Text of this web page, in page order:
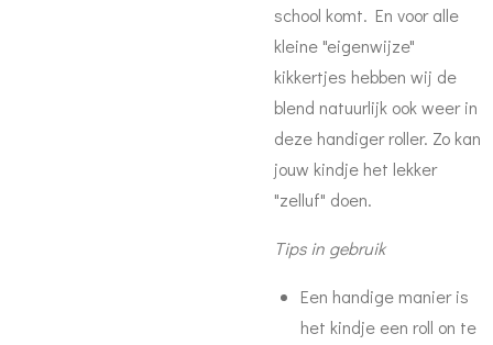
school komt. En voor alle
kleine "eigenwijze"
kikkertjes hebben wij de
blend natuurlijk ook weer in
deze handiger roller. Zo kan
jouw kindje het lekker
"zelluf" doen.
Tips in gebruik
Een handige manier is
het kindje een roll on te